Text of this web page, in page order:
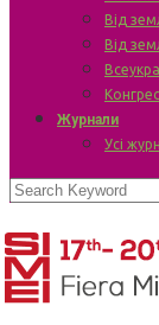
Від
Від
Журнали
Усі